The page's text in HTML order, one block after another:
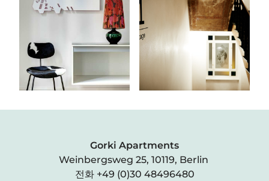
Gorki Apartments
Weinbergsweg 25, 10119, Berlin
전화 +49 (0)30 48496480